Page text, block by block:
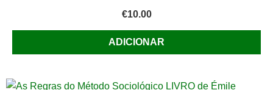
€10.00
ADICIONAR